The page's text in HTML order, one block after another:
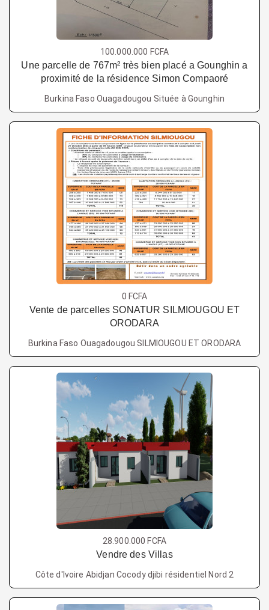
100.000.000 FCFA
Une parcelle de 767m² très bien placé a Gounghin a
proximité de la résidence Simon Compaoré
Burkina Faso Ouagadougou Située à Gounghin
0 FCFA
Vente de parcelles SONATUR SILMIOUGOU ET
ORODARA
Burkina Faso Ouagadougou SILMIOUGOU ET ORODARA
28.900.000 FCFA
Vendre des Villas
Côte d'Ivoire Abidjan Cocody djibi résidentiel Nord 2